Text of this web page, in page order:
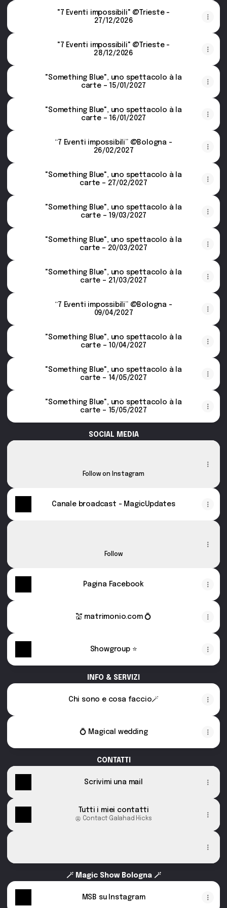
"7 Eventi impossibili" @Trieste -
27/12/2026
"7 Eventi impossibili" @Trieste -
28/12/2026
"Something Blue", uno spettacolo à la
carte – 15/01/2027
"Something Blue", uno spettacolo à la
carte – 16/01/2027
“7 Eventi impossibili” @Bologna -
26/02/2027
"Something Blue", uno spettacolo à la
carte – 27/02/2027
"Something Blue", uno spettacolo à la
carte – 19/03/2027
"Something Blue", uno spettacolo à la
carte – 20/03/2027
"Something Blue", uno spettacolo à la
carte – 21/03/2027
“7 Eventi impossibili” @Bologna -
09/04/2027
"Something Blue", uno spettacolo à la
carte – 10/04/2027
"Something Blue", uno spettacolo à la
carte – 14/05/2027
"Something Blue", uno spettacolo à la
carte – 15/05/2027
SOCIAL MEDIA
Instagram
Follow on Instagram
Canale broadcast - MagicUpdates
TikTok
Follow
Pagina Facebook
💒 matrimonio.com 💍
Showgroup ⭐️
INFO & SERVIZI
Chi sono e cosa faccio🪄
💍 Magical wedding
CONTATTI
Scrivimi una mail
Tutti i miei contatti
Contact·Galahad Hicks
Che dire? Uno spettacolo che lascia senza parole, perché
pura, accompagnata da racconti personali che coinvolgono gli
Le mie recensioni su Google 🤩
🪄 Magic Show Bologna 🪄
MSB su Instagram